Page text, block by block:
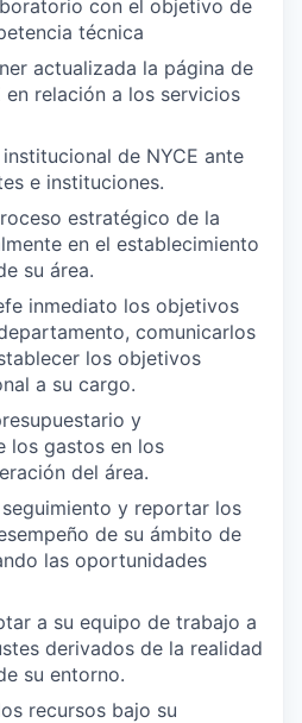
con el objetivo de
técnica
actualizada la página de
en relación a los servicios
de NYCE ante
e instituciones.
estratégico de la
en el establecimiento
su área.
inmediato los objetivos
comunicarlos
los objetivos
a su cargo.
y
los gastos en los
del área.
y reportar los
de su ámbito de
las oportunidades
a su equipo de trabajo a
derivados de la realidad
su entorno.
recursos bajo su